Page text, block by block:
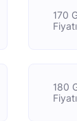
170
Fiyatı
180
Fiyatı